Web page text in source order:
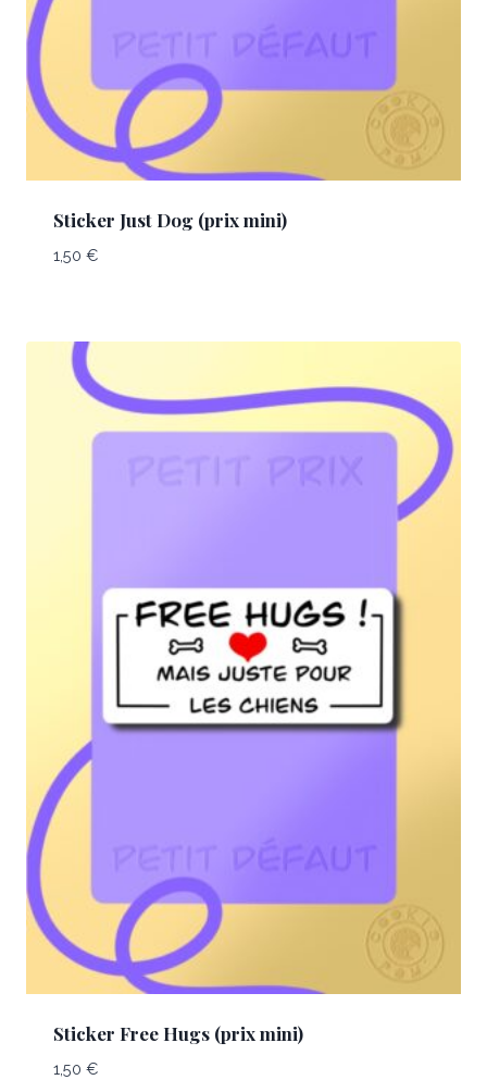
Sticker Just Dog (prix mini)
1,50 €
Sticker Free Hugs (prix mini)
1,50 €